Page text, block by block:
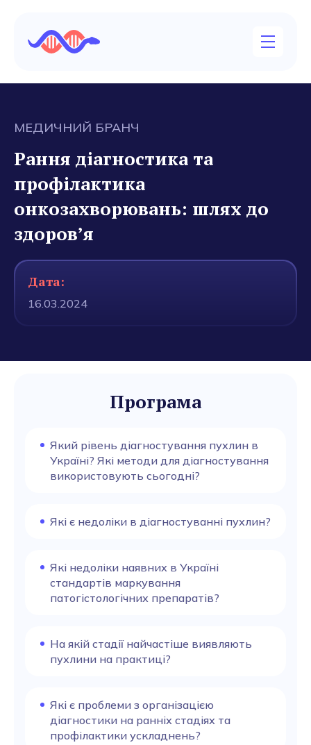
МЕДИЧНИЙ БРАНЧ
Рання діагностика та
профілактика
онкозахворювань: шлях до
здоров’я
Дата:
16.03.2024
Програма
Який рівень діагностування пухлин в
Україні? Які методи для діагностування
використовують сьогодні?
Які є недоліки в діагностуванні пухлин?
Які недоліки наявних в Україні
стандартів маркування
патогістологічних препаратів?
На якій стадії найчастіше виявляють
пухлини на практиці?
Які є проблеми з організацією
діагностики на ранніх стадіях та
профілактики ускладнень?